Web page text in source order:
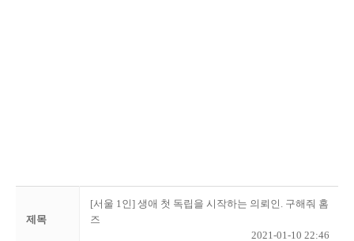
제목
[서울 1인] 생애 첫 독립을 시작하는 의뢰인. 구해줘 홈
즈
2021-01-10 22:46